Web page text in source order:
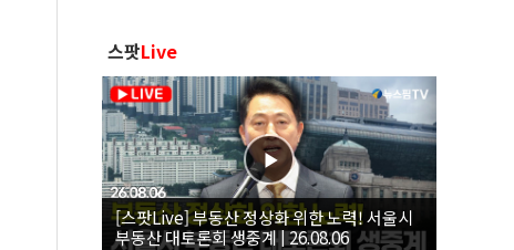
스팟Live
[스팟Live] 부동산 정상화 위한 노력! 서울시
부동산 대토론회 생중계 | 26.08.06